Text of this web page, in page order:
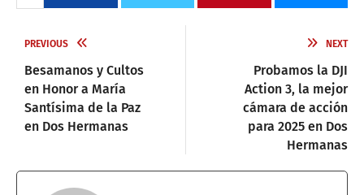
PREVIOUS
Besamanos y Cultos
en Honor a María
Santísima de la Paz
en Dos Hermanas
NEXT
Probamos la DJI
Action 3, la mejor
cámara de acción
para 2025 en Dos
Hermanas